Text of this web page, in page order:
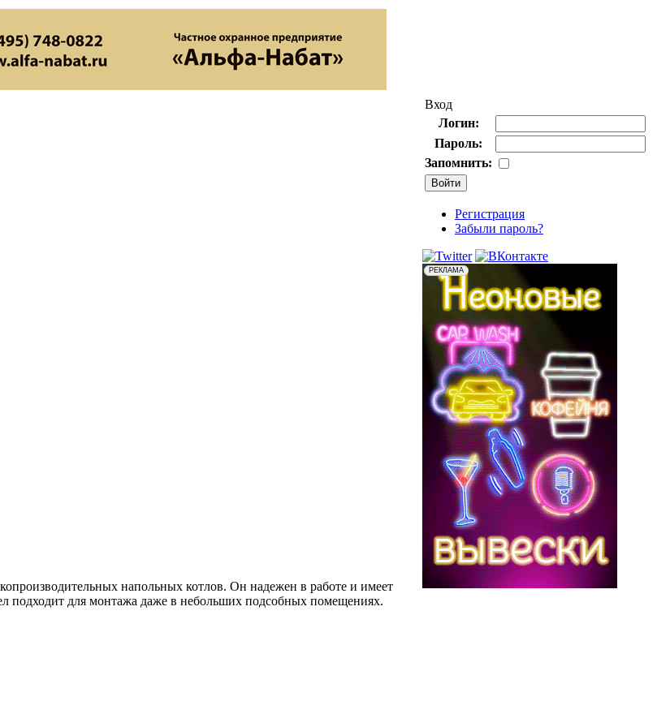
напольных котлов. Он надежен в работе и имеет
подходит для монтажа даже в небольших подсобных помещениях.
Вход
Логин:
Пароль:
Запомнить:
Регистрация
Забыли пароль?